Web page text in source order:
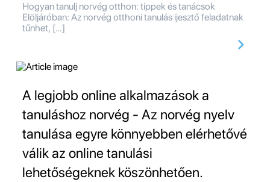
Hogyan tanulj norvég otthon: tippek és tanácsok
Elöljáróban: Az norvég otthoni tanulás ijesztő feladatnak
tűnhet, […]
A legjobb online alkalmazások a
tanuláshoz norvég - Az norvég nyelv
tanulása egyre könnyebben elérhetővé
válik az online tanulási
lehetőségeknek köszönhetően.